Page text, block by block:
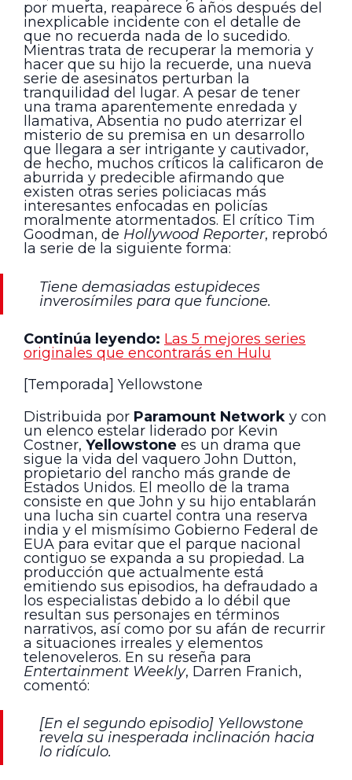
por muerta, reaparece 6 años después del
inexplicable incidente con el detalle de
que no recuerda nada de lo sucedido.
Mientras trata de recuperar la memoria y
hacer que su hijo la recuerde, una nueva
serie de asesinatos perturban la
tranquilidad del lugar. A pesar de tener
una trama aparentemente enredada y
llamativa, Absentia no pudo aterrizar el
misterio de su premisa en un desarrollo
que llegara a ser intrigante y cautivador,
de hecho, muchos críticos la calificaron de
aburrida y predecible afirmando que
existen otras series policiacas más
interesantes enfocadas en policías
moralmente atormentados. El crítico Tim
Goodman, de Hollywood Reporter, reprobó
la serie de la siguiente forma:
Tiene demasiadas estupideces
inverosímiles para que funcione.
Continúa leyendo: Las 5 mejores series
originales que encontrarás en Hulu
[Temporada] Yellowstone
Distribuida por Paramount Network y con
un elenco estelar liderado por Kevin
Costner, Yellowstone es un drama que
sigue la vida del vaquero John Dutton,
propietario del rancho más grande de
Estados Unidos. El meollo de la trama
consiste en que John y su hijo entablarán
una lucha sin cuartel contra una reserva
india y el mismísimo Gobierno Federal de
EUA para evitar que el parque nacional
contiguo se expanda a su propiedad. La
producción que actualmente está
emitiendo sus episodios, ha defraudado a
los especialistas debido a lo débil que
resultan sus personajes en términos
narrativos, así como por su afán de recurrir
a situaciones irreales y elementos
telenoveleros. En su reseña para
Entertainment Weekly, Darren Franich,
comentó:
[En el segundo episodio] Yellowstone
revela su inesperada inclinación hacia
lo ridículo.